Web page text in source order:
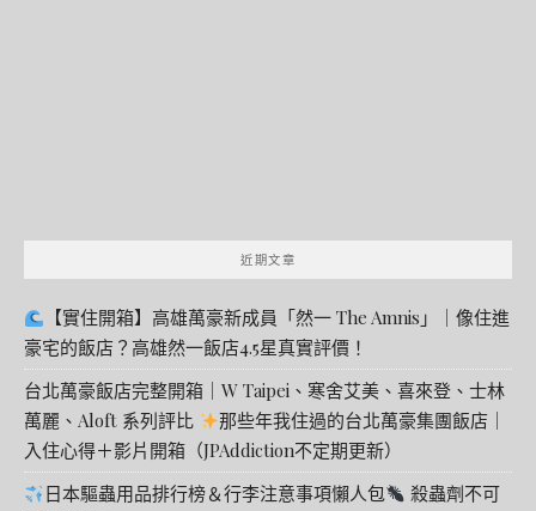
近期文章
【實住開箱】高雄萬豪新成員「然一 The Amnis」｜像住進
豪宅的飯店？高雄然一飯店4.5星真實評價！
台北萬豪飯店完整開箱｜W Taipei、寒舍艾美、喜來登、士林
萬麗、Aloft 系列評比
那些年我住過的台北萬豪集團飯店｜
入住心得＋影片開箱（JPAddiction不定期更新）
日本驅蟲用品排行榜＆行李注意事項懶人包
殺蟲劑不可